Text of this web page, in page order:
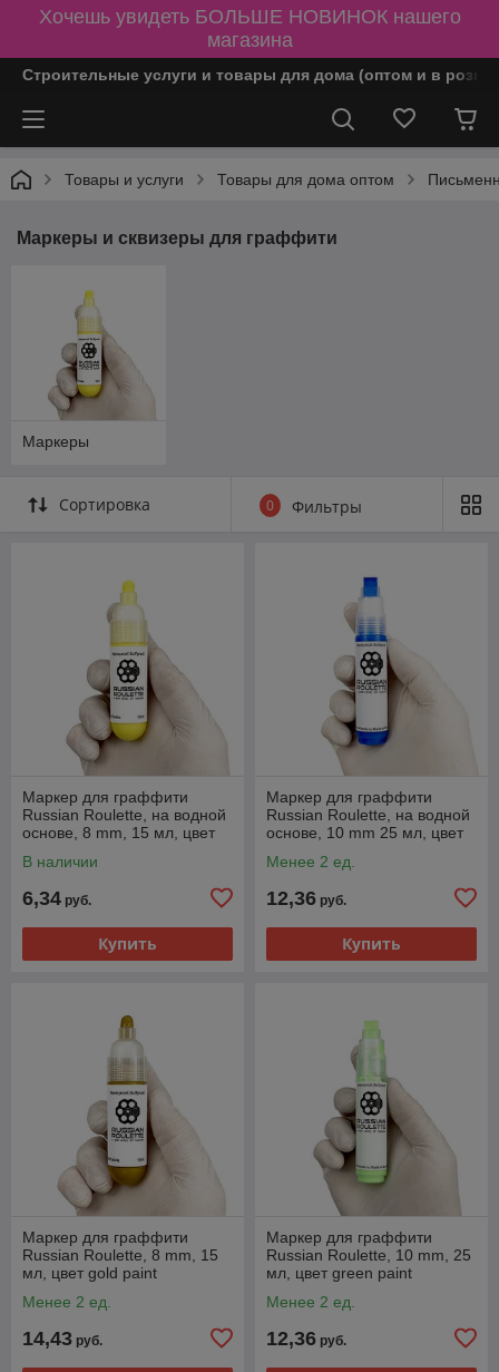
Хочешь увидеть БОЛЬШЕ НОВИНОК нашего
магазина
Строительные услуги и товары для дома (оптом и в
Товары и услуги Товары для дома оптом
Маркеры и сквизеры для граффити
Маркеры
Сортировка 0 Фильтры
Маркер для граффити
Russian Roulette, на водной
основе, 8 mm, 15 мл, цвет
В наличии
6,34 руб.
Купить
Маркер для граффити
Russian Roulette, на водной
основе, 10 mm 25 мл, цвет
Менее 2 ед.
12,36 руб.
Купить
Маркер для граффити
Russian Roulette, 8 mm, 15
мл, цвет gold paint
Менее 2 ед.
14,43 руб.
Маркер для граффити
Russian Roulette, 10 mm, 25
мл, цвет green paint
Менее 2 ед.
12,36 руб.